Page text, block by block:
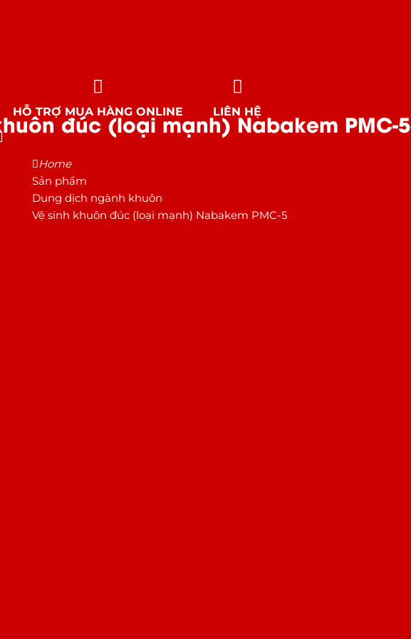
HỖ TRỢ MUA HÀNG ONLINE LIÊN HỆ
đúc (loại mạnh) Nabakem PMC-5
Home
Sản phẩm
Dung dịch ngành khuôn
Vệ sinh khuôn đúc (loại mạnh) Nabakem PMC-5